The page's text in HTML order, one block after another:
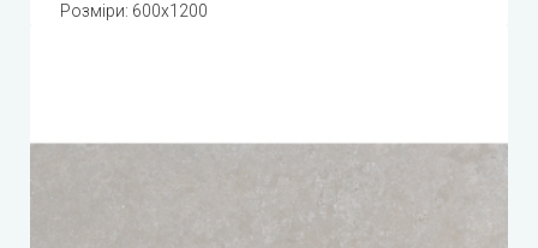
Розміри: 600x1200